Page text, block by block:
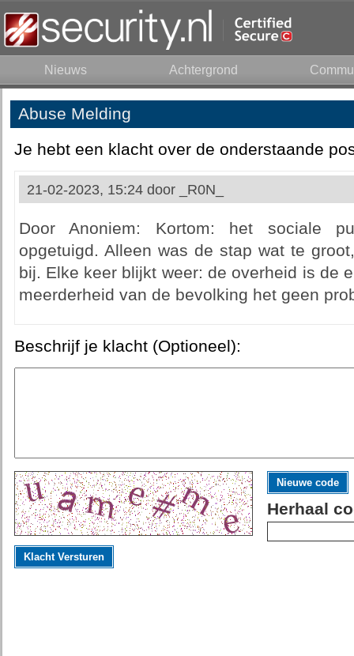
Nieuws Achtergrond
Abuse Melding
Je hebt een klacht over de onderstaande
21-02-2023, 15:24 door _R0N_
Door Anoniem: Kortom: het sociale
opgetuigd. Alleen was de stap wat te
bij. Elke keer blijkt weer: de overheid is de
meerderheid van de bevolking het geen
Beschrijf je klacht (Optioneel):
Nieuwe code
Herhaal
Klacht Versturen